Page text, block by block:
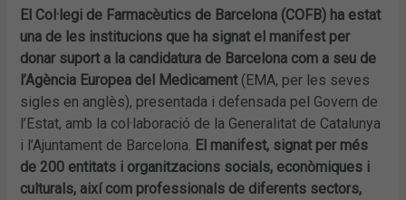
El Col·legi de Farmacèutics de Barcelona (COFB) ha estat
una de les institucions que ha signat el manifest per
donar suport a la candidatura de Barcelona com a seu de
l’Agència Europea del Medicament(EMA, per les seves
sigles en anglès), presentada i defensada pel Govern de
l’Estat, amb la col·laboració de la Generalitat de Catalunya
i l’Ajuntament de Barcelona. El manifest, signat per més
de 200 entitats i organitzacions socials, econòmiques i
culturals, així com professionals de diferents sectors,